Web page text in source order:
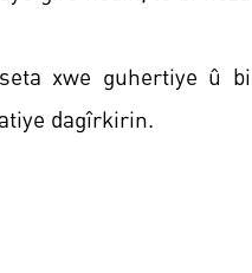
xwe guhertiye û bi
dagîrkirin.